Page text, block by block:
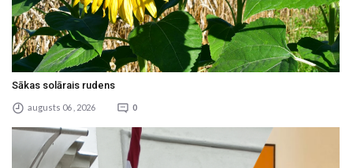
Sākas solārais rudens
augusts 06 , 2026 0